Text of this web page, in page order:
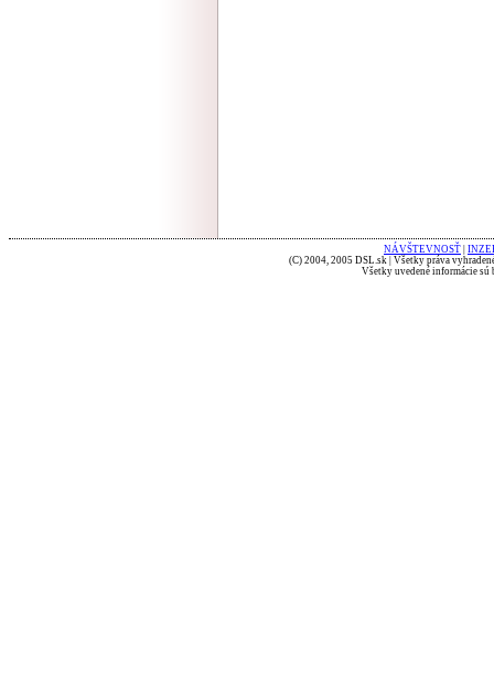
NÁVŠTEVNOSŤ
(C) 2004, 2005 DSL.sk | Všetky práva
Všetky uvedené informácie sú